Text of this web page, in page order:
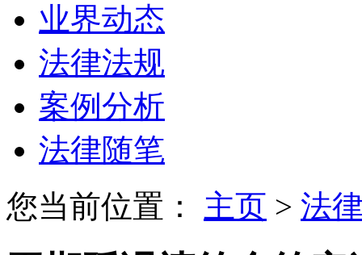
业界动态
法律法规
案例分析
法律随笔
您当前位置： 主页 > 法